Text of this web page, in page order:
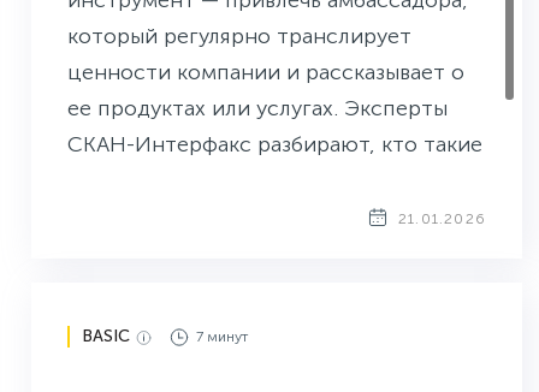
который регулярно транслирует
ценности компании и рассказывает о
ее продуктах или услугах. Эксперты
СКАН-Интерфакс разбирают, кто такие
сотрудничество для PR-продвижения.
21.01.2026
BASIC 7 минут